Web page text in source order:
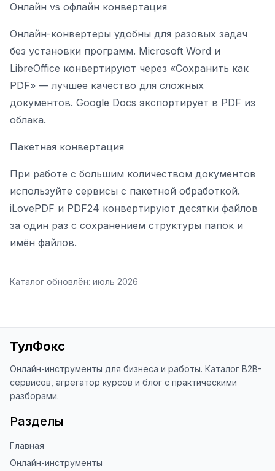
Онлайн vs офлайн конвертация
Онлайн-конвертеры удобны для разовых задач
без установки программ. Microsoft Word и
LibreOffice конвертируют через «Сохранить как
PDF» — лучшее качество для сложных
документов. Google Docs экспортирует в PDF из
облака.
Пакетная конвертация
При работе с большим количеством документов
используйте сервисы с пакетной обработкой.
iLovePDF и PDF24 конвертируют десятки файлов
за один раз с сохранением структуры папок и
имён файлов.
Каталог обновлён: июль 2026
ТулФокс
Онлайн-инструменты для бизнеса и работы. Каталог B2B-
сервисов, агрегатор курсов и блог с практическими
разборами.
Разделы
Главная
Онлайн-инструменты